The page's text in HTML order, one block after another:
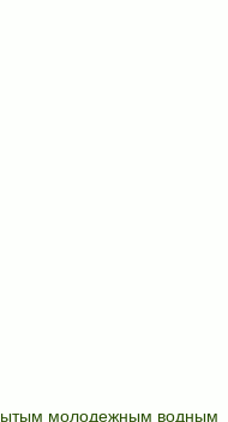
молодежным водным